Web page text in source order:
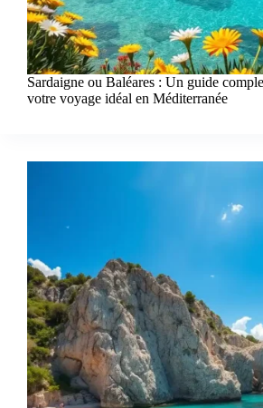
Sardaigne ou Baléares : Un guide
votre voyage idéal en Méditerranée